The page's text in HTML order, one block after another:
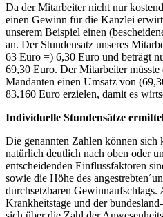
Da der Mitarbeiter nicht nur
einen Gewinn für die Kanzlei
unserem Beispiel einen
an. Der Stundensatz unseres
63 Euro =) 6,30 Euro und beträgt
69,30 Euro. Der Mitarbeiter
Mandanten einen Umsatz von
83.160 Euro erzielen, damit es
Individuelle Stundensätze
Die genannten Zahlen können
natürlich deutlich nach oben oder
entscheidenden Einflussfaktoren
sowie die Höhe des
durchsetzbaren
Krankheitstage und der